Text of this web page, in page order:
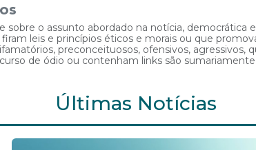
sobre o assunto abordado na notícia, democrática
leis e princípios éticos e morais ou que
preconceituosos, ofensivos, agressivos,
de ódio ou contenham links são